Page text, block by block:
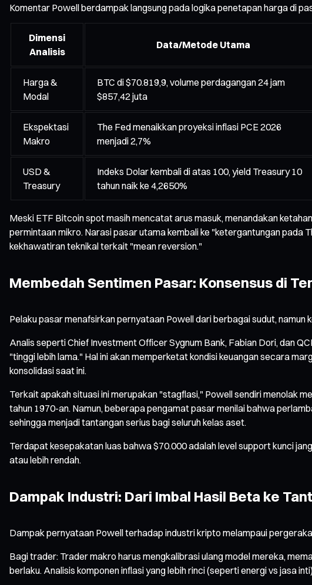
Komentar Powell berdampak langsung pada logika penetapan harga di
Dimensi
Analisis
Data/Metode Utama
Harga &
Modal
BTC di $70.819,9, volume perdagangan 24 jam
$857,42 juta
Ekspektasi
Makro
The Fed menaikkan proyeksi inflasi PCE 2026
menjadi 2,7%
USD &
Treasury
Indeks Dolar kembali di atas 100, yield Treasury 10
tahun naik ke 4,2650%
Meski ETF Bitcoin spot masih mencatat arus masuk, menandakan
permintaan mikro. Narasi pasar utama kembali ke "ketergantungan pada
kekhawatiran teknikal terkait "mean reversion."
Membedah Sentimen Pasar: Konsensus di
Pelaku pasar menafsirkan pernyataan Powell dari berbagai sudut, namun
Analis seperti Chief Investment Officer Sygnum Bank, Fabian Dori, dan
"tinggi lebih lama." Hal ini akan memperketat kondisi keuangan secara
konsolidasi saat ini.
Terkait apakah situasi ini merupakan "stagflasi," Powell sendiri menolak
tahun 1970-an. Namun, beberapa pengamat pasar menilai bahwa
sehingga menjadi tantangan serius bagi seluruh kelas aset.
Terdapat kesepakatan luas bahwa $70.000 adalah level support kunci
atau lebih rendah.
Dampak Industri: Dari Imbal Hasil Beta ke
Dampak pernyataan Powell terhadap industri kripto melampaui
Bagi trader: Trader makro harus mengkalibrasi ulang model mereka,
berlaku. Analisis komponen inflasi yang lebih rinci (seperti energi vs jasa